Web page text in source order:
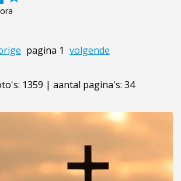
pagina 1 volgende
1359 | aantal pagina's: 34